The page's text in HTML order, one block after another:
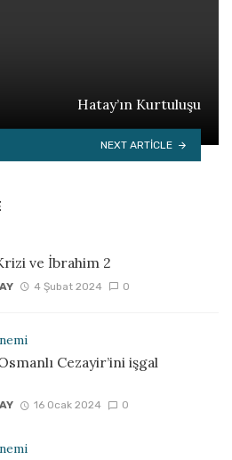
Hatay’ın Kurtuluşu
NEXT ARTICLE
ve İbrahim 2
4 Şubat 2024 0
Cezayir’ini işgal
16 Ocak 2024 0